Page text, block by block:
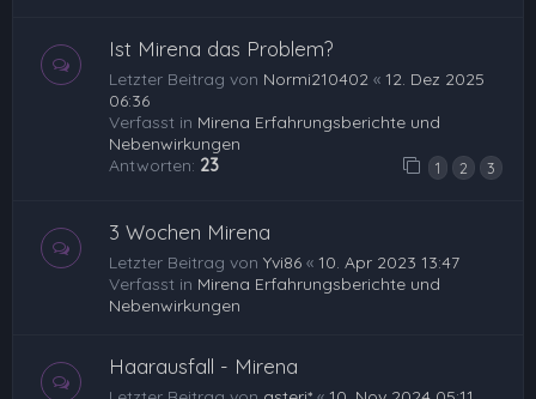
Ist Mirena das Problem?
Letzter Beitrag von Normi210402 « 12. Dez 2025
06:36
Verfasst in Mirena Erfahrungsberichte und
Nebenwirkungen
Antworten: 23 1 2 3
3 Wochen Mirena
Letzter Beitrag von Yvi86 « 10. Apr 2023 13:47
Verfasst in Mirena Erfahrungsberichte und
Nebenwirkungen
Haarausfall - Mirena